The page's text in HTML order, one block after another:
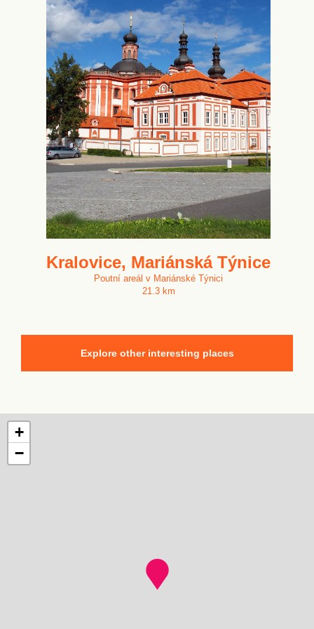
Kralovice, Mariánská Týnice
Poutní areál v Mariánské Týnici
21.3 km
Explore other interesting places
+
−